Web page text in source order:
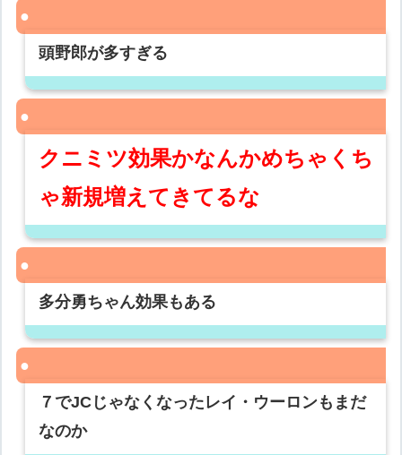
頭野郎が多すぎる
クニミツ効果かなんかめちゃくち
ゃ新規増えてきてるな
多分勇ちゃん効果もある
７でJCじゃなくなったレイ・ウーロンもまだ
なのか